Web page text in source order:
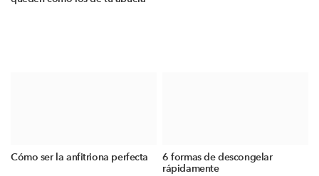
Cómo ser la anfitriona perfecta
6 formas de descongelar
rápidamente